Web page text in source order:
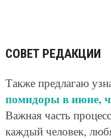
СОВЕТ РЕДАКЦИИ
Также предлагаю
помидоры в июне,
Важная часть
каждый человек,